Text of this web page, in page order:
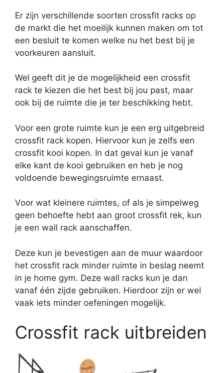
Er zijn verschillende soorten crossfit racks op
de markt die het moeilijk kunnen maken om tot
een besluit te komen welke nu het best bij je
voorkeuren aansluit.
Wel geeft dit je de mogelijkheid een crossfit
rack te kiezen die het best bij jou past, maar
ook bij de ruimte die je ter beschikking hebt.
Voor een grote ruimte kun je een erg uitgebreid
crossfit rack kopen. Hiervoor kun je zelfs een
crossfit kooi kopen. In dat geval kun je vanaf
elke kant de kooi gebruiken en heb je nog
voldoende bewegingsruimte ernaast.
Voor wat kleinere ruimtes, of als je simpelweg
geen behoefte hebt aan groot crossfit rek, kun
je een wall rack aanschaffen.
Deze kun je bevestigen aan de muur waardoor
het crossfit rack minder ruimte in beslag neemt
in je home gym. Deze wall racks kun je dan
vanaf één zijde gebruiken. Hierdoor zijn er wel
vaak iets minder oefeningen mogelijk.
Crossfit rack uitbreiden